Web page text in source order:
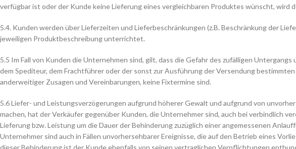
verfügbar ist oder der Kunde keine Lieferung eines vergleichbaren Produktes wünscht,
5.4. Kunden werden über Lieferzeiten und Lieferbeschränkungen (z.B. Beschränkung der
jeweiligen Produktbeschreibung unterrichtet.
5.5 Im Fall von Kunden die Unternehmen sind, gilt, dass die Gefahr des zufälligen
dem Spediteur, dem Frachtführer oder der sonst zur Ausführung der Versendung
anderweitiger Zusagen und Vereinbarungen, keine Fixtermine sind.
5.6 Liefer- und Leistungsverzögerungen aufgrund höherer Gewalt und aufgrund von
machen, hat der Verkäufer gegenüber Kunden, die Unternehmer sind, auch bei verbindlich
Lieferung bzw. Leistung um die Dauer der Behinderung zuzüglich einer angemessenen
Unternehmer sind auch in Fällen unvorhersehbarer Ereignisse, die auf den Betrieb eines
dieser Behinderung ist der Kunde ebenfalls von seinen vertraglichen Verpflichtungen